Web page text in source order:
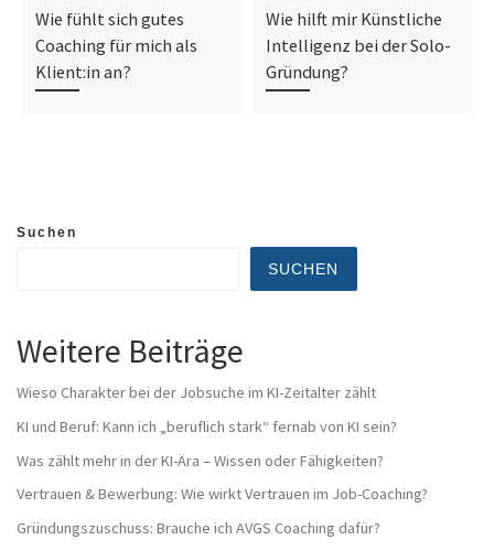
Wie fühlt sich gutes
Coaching für mich als
Klient:in an?
Wie hilft mir Künstliche
Intelligenz bei der Solo-
Gründung?
Suchen
SUCHEN
Weitere Beiträge
Wieso Charakter bei der Jobsuche im KI-Zeitalter zählt
KI und Beruf: Kann ich „beruflich stark“ fernab von KI sein?
Was zählt mehr in der KI-Ära – Wissen oder Fähigkeiten?
Vertrauen & Bewerbung: Wie wirkt Vertrauen im Job-Coaching?
Gründungszuschuss: Brauche ich AVGS Coaching dafür?